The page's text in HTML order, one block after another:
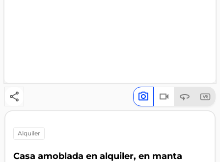
alquiler
Casa amoblada en alquiler, en manta